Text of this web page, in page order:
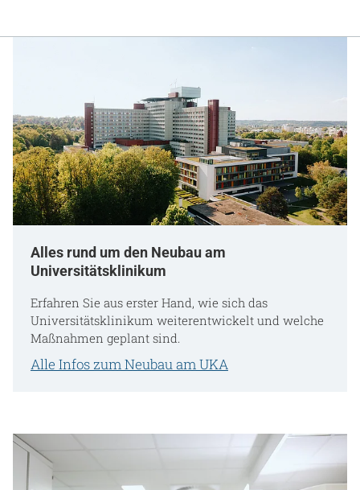
Alles rund um den Neubau am
Universitätsklinikum
Erfahren Sie aus erster Hand, wie sich das
Universitätsklinikum weiterentwickelt und welche
Maßnahmen geplant sind.
Alle Infos zum Neubau am UKA